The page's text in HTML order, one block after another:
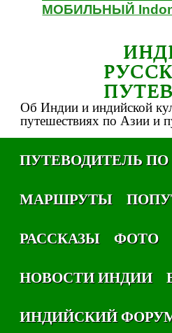
МОБИЛЬНЫЙ
Об Индии и индийской
путешествиях по Азии и
ПУТЕВОДИТЕЛЬ
МАРШРУТЫ
РАССКАЗЫ
ФОТО
НОВОСТИ ИНДИИ
ИНДИЙСКИЙ